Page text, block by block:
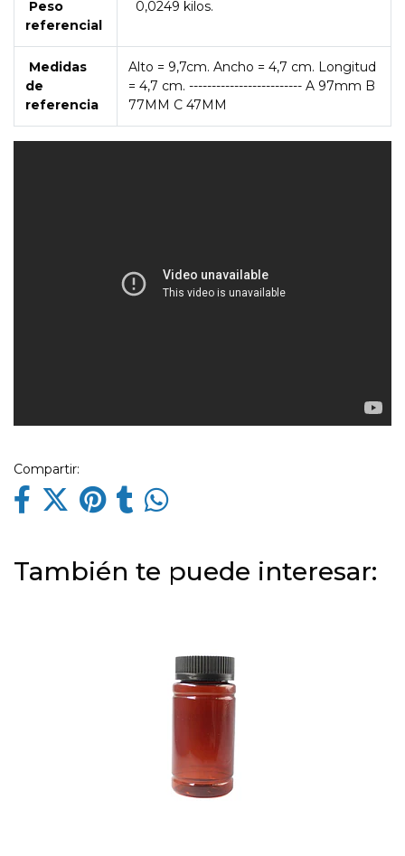
Peso
referencial
0,0249 kilos.
Medidas
de
referencia
Alto = 9,7cm. Ancho = 4,7 cm. Longitud
= 4,7 cm. ------------------------- A 97mm B
77MM C 47MM
Compartir:
También te puede interesar: